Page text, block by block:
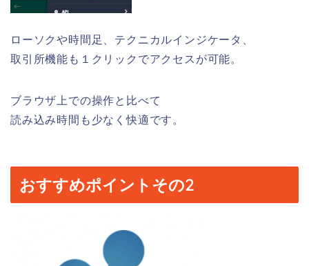
ローソクや時間足、テクニカルインジケータ、
取引所機能も１クリックでアクセスが可能。
ブラウザ上での操作と比べて
読み込み時間も少なく快適です。
おすすめポイントその2